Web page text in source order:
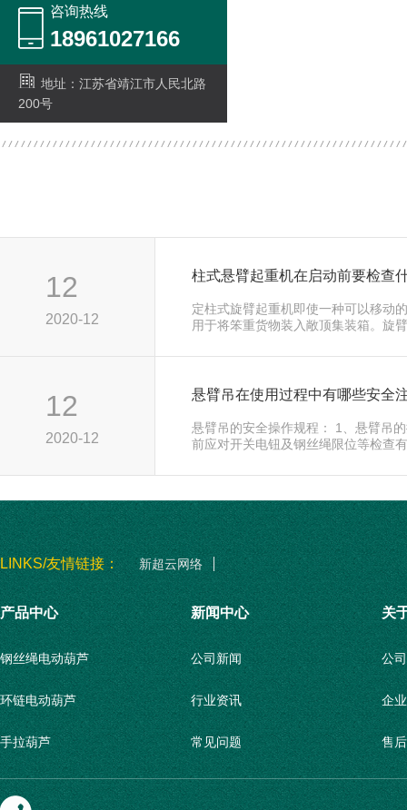
咨询热线
18961027166
地址：江苏省靖江市人民北路
200号
12
2020-12
柱式悬臂起重机在启动前要检查
定柱式旋臂起重机即使一种可以移动
用于将笨重货物装入敞顶集装箱。旋
12
2020-12
悬臂吊在使用过程中有哪些安全
悬臂吊的安全操作规程： 1、悬臂吊
前应对开关电钮及钢丝绳限位等检查
LINKS/友情链接： 新超云网络
产品中心
钢丝绳电动葫芦
环链电动葫芦
手拉葫芦
柱式悬臂起重机
新闻中心
公司新闻
行业资讯
常见问题
关
公
企
售
联